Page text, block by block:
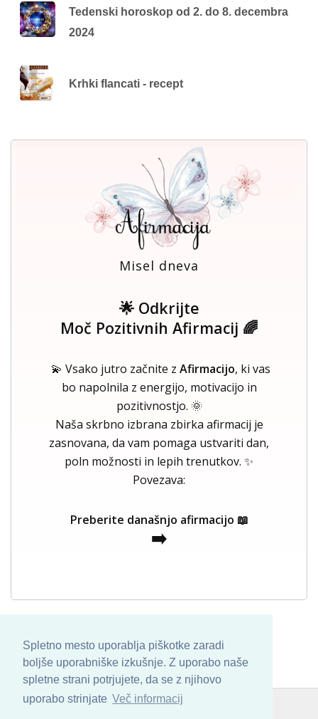
Spletno mesto uporablja piškotke zaradi
boljše uporabniške izkušnje. Z uporabo naše
spletne strani potrjujete, da se z njihovo
uporabo strinjate Več informacij
Tedenski horoskop od 2. do 8. decembra
2024
Krhki flancati - recept
Misel dneva
🌟 Odkrijte
Moč Pozitivnih Afirmacij 🌈
💫 Vsako jutro začnite z Afirmacijo, ki vas
bo napolnila z energijo, motivacijo in
pozitivnostjo. 🌞
Naša skrbno izbrana zbirka afirmacij je
zasnovana, da vam pomaga ustvariti dan,
poln možnosti in lepih trenutkov. ✨
Povezava:
Preberite današnjo afirmacijo 📖
➡️